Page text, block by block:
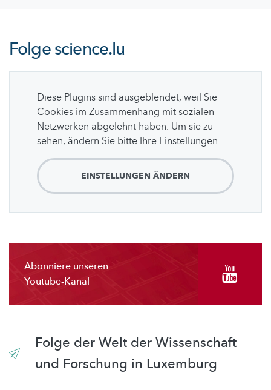
Folgescience.lu
Diese Plugins sind ausgeblendet, weil Sie
Cookies im Zusammenhang mit sozialen
Netzwerken abgelehnt haben. Um sie zu
sehen, ändern Sie bitte Ihre Einstellungen.
EINSTELLUNGEN ÄNDERN
Abonniere unseren
Youtube-Kanal
Folge der Welt der Wissenschaft
und Forschung in Luxemburg